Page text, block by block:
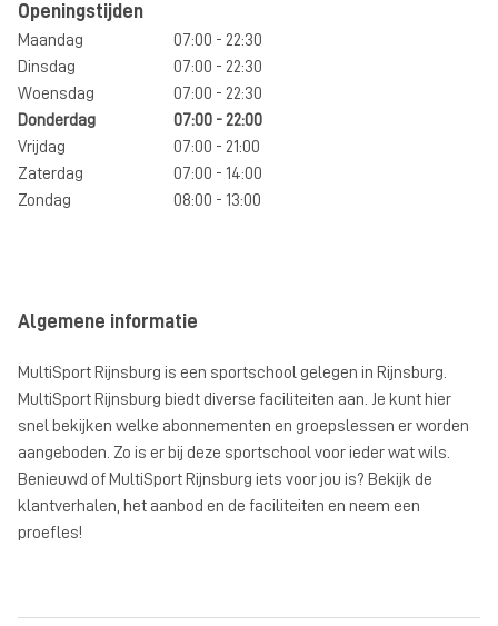
Openingstijden
Maandag
07:00 - 22:30
Dinsdag
07:00 - 22:30
Woensdag
07:00 - 22:30
Donderdag
07:00 - 22:00
Vrijdag
07:00 - 21:00
Zaterdag
07:00 - 14:00
Zondag
08:00 - 13:00
Algemene informatie
MultiSport Rijnsburg is een sportschool gelegen in Rijnsburg.
MultiSport Rijnsburg biedt diverse faciliteiten aan. Je kunt hier
snel bekijken welke abonnementen en groepslessen er worden
aangeboden. Zo is er bij deze sportschool voor ieder wat wils.
Benieuwd of MultiSport Rijnsburg iets voor jou is? Bekijk de
klantverhalen, het aanbod en de faciliteiten en neem een
proefles!